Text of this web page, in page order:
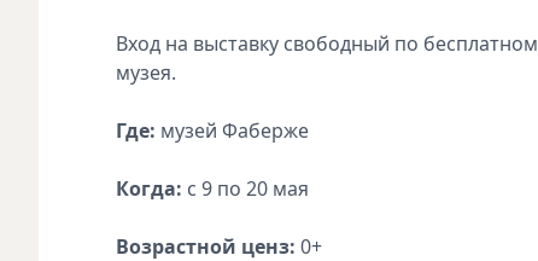
Вход на выставку свободный по
музея.
Где: музей Фаберже
Когда: с 9 по 20 мая
Возрастной ценз: 0+